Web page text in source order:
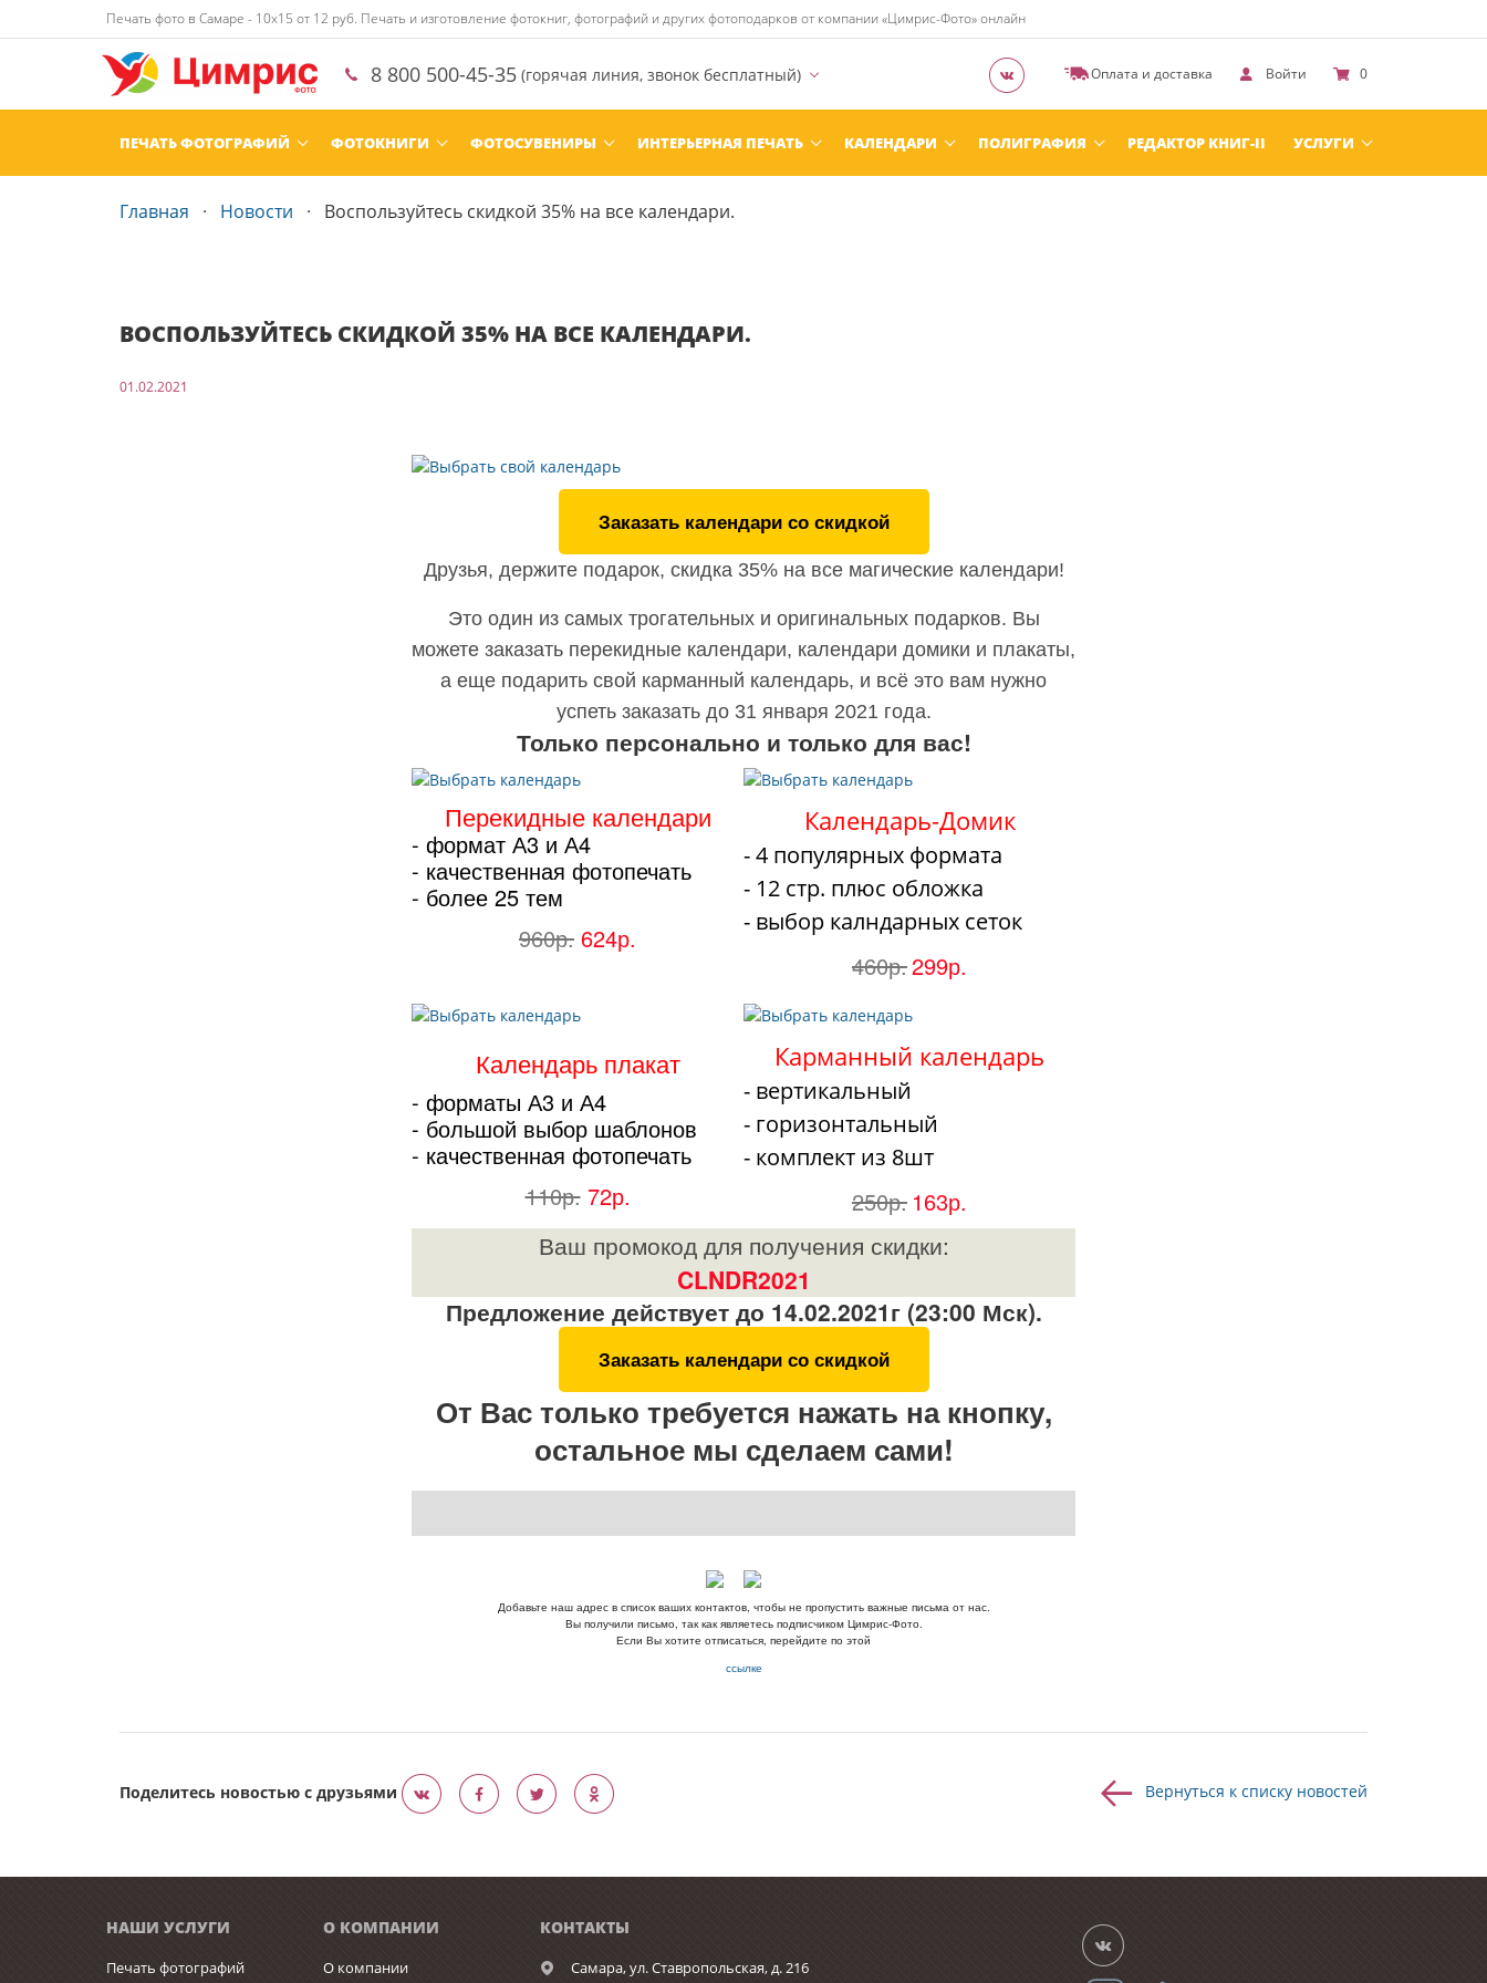
Печать фото в Самаре - 10х15 от 12 руб. Печать и изготовление фотокниг, фотографий и других фотоподарков от компании «Цимрис-Фото» онлайн
8 800 500-45-35 (горячая линия, звонок бесплатный) Оплата и доставка Войти 0
ПЕЧАТЬ ФОТОГРАФИЙ ФОТОКНИГИ ФОТОСУВЕНИРЫ ИНТЕРЬЕРНАЯ ПЕЧАТЬ КАЛЕНДАРИ ПОЛИГРАФИЯ РЕДАКТОР КНИГ-II УСЛУГИ
Главная Новости Воспользуйтесь скидкой 35% на все календари.
ВОСПОЛЬЗУЙТЕСЬ СКИДКОЙ 35% НА ВСЕ КАЛЕНДАРИ.
01.02.2021
Заказать календари со скидкой
Друзья, держите подарок, скидка 35% на все магические календари!
Это один из самых трогательных и оригинальных подарков. Вы
можете заказать перекидные календари, календари домики и плакаты,
а еще подарить свой карманный календарь, и всё это вам нужно
успеть заказать до 31 января 2021 года.
Только персонально и только для вас!
Перекидные календари
- формат А3 и А4
- качественная фотопечать
- более 25 тем
960р. 624р.
Календарь-Домик
- 4 популярных формата
- 12 стр. плюс обложка
- выбор калндарных сеток
460р.299р.
Календарь плакат
- форматы А3 и А4
- большой выбор шаблонов
- качественная фотопечать
110р. 72р.
Карманный календарь
- вертикальный
- горизонтальный
- комплект из 8шт
250р. 163р.
Ваш промокод для получения скидки:
CLNDR2021
Предложение действует до 14.02.2021г (23:00 Мск).
Заказать календари со скидкой
От Вас только требуется нажать на кнопку,
остальное мы сделаем сами!
Добавьте наш адрес в список ваших контактов, чтобы не пропустить важные письма от нас.
Вы получили письмо, так как являетесь подписчиком Цимрис-Фото.
Если Вы хотите отписаться, перейдите по этой
ссылке
Поделитесь новостью с друзьями Вернуться к списку новостей
НАШИ УСЛУГИ
Печать фотографий
О КОМПАНИИ
О компании
КОНТАКТЫ
Самара,ул. Ставропольская, д. 216